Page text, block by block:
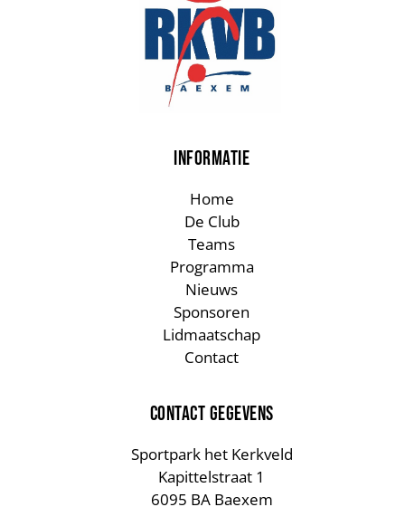
INFORMATIE
Home
De Club
Teams
Programma
Nieuws
Sponsoren
Lidmaatschap
Contact
CONTACT GEGEVENS
Sportpark het Kerkveld
Kapittelstraat 1
6095 BA Baexem